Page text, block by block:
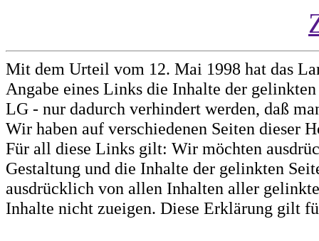
Mit dem Urteil vom 12. Mai 1998 hat das
Angabe eines Links die Inhalte der
LG - nur dadurch verhindert werden, daß
Wir haben auf verschiedenen Seiten dieser
Für all diese Links gilt: Wir möchten
Gestaltung und die Inhalte der gelinkten
ausdrücklich von allen Inhalten aller
Inhalte nicht zueigen. Diese Erklärung gilt